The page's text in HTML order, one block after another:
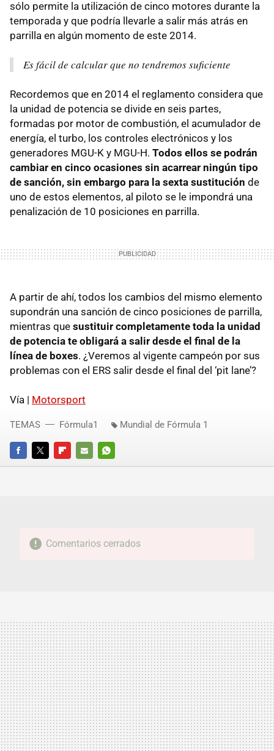
sólo permite la utilización de cinco motores durante la
temporada y que podría llevarle a salir más atrás en
parrilla en algún momento de este 2014.
Es fácil de calcular que no tendremos suficiente
Recordemos que en 2014 el reglamento considera que
la unidad de potencia se divide en seis partes,
formadas por motor de combustión, el acumulador de
energía, el turbo, los controles electrónicos y los
generadores MGU-K y MGU-H. Todos ellos se podrán
cambiar en cinco ocasiones sin acarrear ningún tipo
de sanción, sin embargo para la sexta sustitución de
uno de estos elementos, al piloto se le impondrá una
penalización de 10 posiciones en parrilla.
A partir de ahí, todos los cambios del mismo elemento
supondrán una sanción de cinco posiciones de parrilla,
mientras que sustituir completamente toda la unidad
de potencia te obligará a salir desde el final de la
línea de boxes. ¿Veremos al vigente campeón por sus
problemas con el ERS salir desde el final del ‘pit lane’?
Vía | Motorsport
FACEBOOKTWITTERFLIPBOARD
E-
WHATSAPP
TEMAS Fórmula1 Mundial de Fórmula 1
Comentarios cerrados